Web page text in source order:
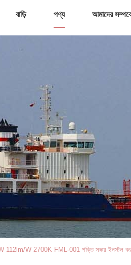
বাড়ি পণ্য আমাদের
112lm/W 2700K FML-001 শক্তি সঞ্চয় ইনস্টল করা